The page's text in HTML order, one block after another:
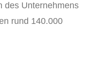
des Unternehmens
rund 140.000